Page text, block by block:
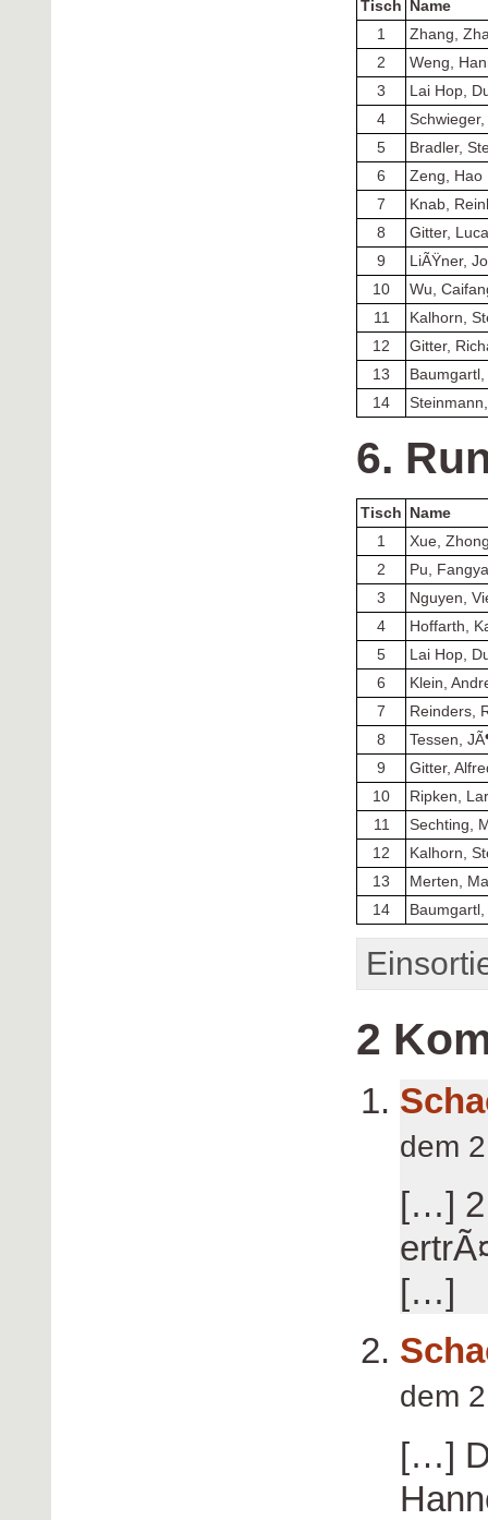
Tisch
Name
1
Zhang,
2
Weng,
3
Lai Hop,
4
5
Bradler,
6
Zeng, Hao
7
Knab,
8
Gitter,
9
LiÃŸner,
10
Wu,
11
Kalhorn,
12
Gitter,
13
14
6.
Tisch Name
1
Xue,
2
Pu,
3
Nguyen,
4
Hoffarth,
5
Lai Hop,
6
Klein,
7
Reinders,
8
Tessen,
9
Gitter,
10
Ripken,
11
Sechting,
12
Kalhorn,
13
Merten,
14
2
dem
[…]
[…]
dem
[…]